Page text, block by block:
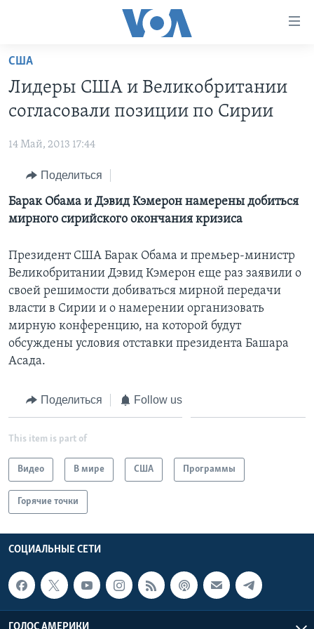
Перейти
основной
контент
навигации
Перейти
ПРОГРАММЫ
НОВОСТИ ЗА МИНУТУ
ИТОГИ
ПОЧЕМУ ЭТО ВАЖНО?
ДИСКУССИЯ VOA
ДЕТАЛИ
НЬЮ-ЙОРК NEW YORK
АМЕРИКА. БОЛЬШОЕ ПУТЕШЕСТВИЕ
УЧИМ АНГЛИЙСКИЙ
НАША АМЕРИКАНСКАЯ ИСТОРИЯ
А КАК В АМЕРИКЕ?
АРТЕФАКТЫ
АМЕРИКАНСКИЕ ГОРОДКИ
ТЕСТЫ
ЭКСПЕРТИЗА
ИНТЕРВЬЮ
ФАКТЫ ПРОТИВ ФЕЙКОВ
ЗА СВОБОДУ ПРЕССЫ
УЧИМ АНГЛИЙСКИЙ
ВИДЕО
ПОДПИСКА НА НОВОСТИ
Learning English
Языки
США
Лидеры США и Великобритании
согласовали позиции по Сирии
14 Май, 2013 17:44
Поделиться
Барак Обама и Дэвид Кэмерон намерены добиться
мирного сирийского окончания кризиса
Президент США Барак Обама и премьер-министр
Великобритании Дэвид Кэмерон еще раз заявили о
своей решимости добиваться мирной передачи
власти в Сирии и о намерении организовать
мирную конференцию, на которой будут
обсуждены условия отставки президента Башара
Асада.
Поделиться Follow us
This item is part of
Видео В мире США Программы
Горячие точки
СОЦИАЛЬНЫЕ СЕТИ
ГОЛОС АМЕРИКИ